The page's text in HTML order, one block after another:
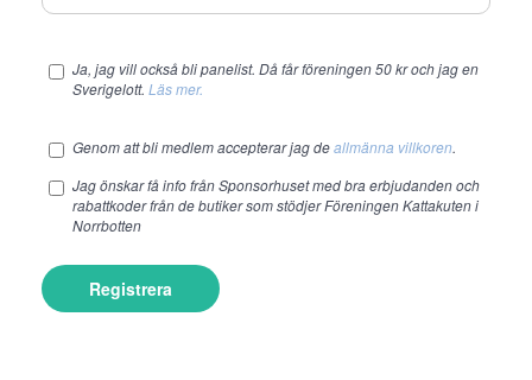
Ja, jag vill också bli panelist. Då får föreningen 50 kr och jag en
Sverigelott. Läs mer.
Genom att bli medlem accepterar jag deallmänna villkoren.
Jag önskar få info från Sponsorhuset med bra erbjudanden och
rabattkoder från de butiker som stödjer Föreningen Kattakuten i
Norrbotten
Registrera